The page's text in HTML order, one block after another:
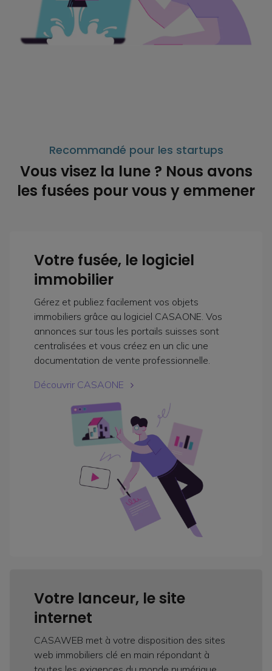
Recommandé pour les startups
Vous visez la lune ? Nous avons
les fusées pour vous y emmener
Votre fusée, le logiciel
immobilier
Gérez et publiez facilement vos objets
immobiliers grâce au logiciel CASAONE. Vos
annonces sur tous les portails suisses sont
centralisées et vous créez en un clic une
documentation de vente professionnelle.
Découvrir CASAONE
Votre lanceur, le site
internet
CASAWEB met à votre disposition des sites
web immobiliers clé en main répondant à